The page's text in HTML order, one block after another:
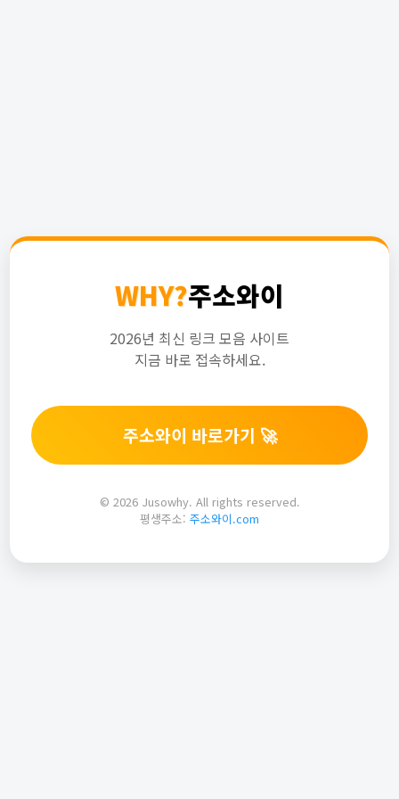
WHY?주소와이
2026년 최신 링크 모음 사이트
지금 바로 접속하세요.
주소와이 바로가기 🚀
© 2026 Jusowhy. All rights reserved.
평생주소: 주소와이.com